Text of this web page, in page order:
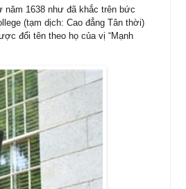
1638 như đã khắc trên bức
(tạm dịch: Cao đẳng Tân thời)
đổi tên theo họ của vị “Mạnh